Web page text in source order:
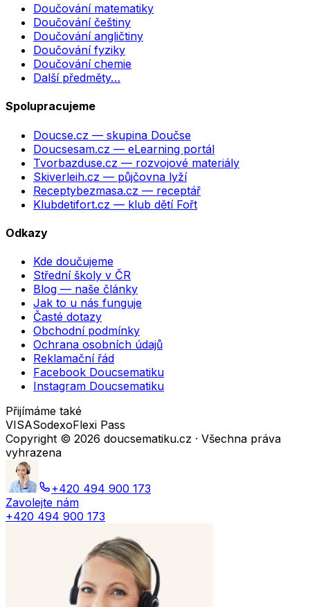
Doučování matematiky
Doučování češtiny
Doučování angličtiny
Doučování fyziky
Doučování chemie
Další předměty…
Spolupracujeme
Doucse.cz — skupina Doučse
Doucsesam.cz — eLearning portál
Tvorbazduse.cz — rozvojové materiály
Skiverleih.cz — půjčovna lyží
Receptybezmasa.cz — receptář
Klubdetifort.cz — klub dětí Fořt
Odkazy
Kde doučujeme
Střední školy v ČR
Blog — naše články
Jak to u nás funguje
Časté dotazy
Obchodní podmínky
Ochrana osobních údajů
Reklamační řád
Facebook Doucsematiku
Instagram Doucsematiku
Přijímáme také
VISASodexoFlexi Pass
Copyright © 2026 doucsematiku.cz · Všechna práva
vyhrazena
+420 494 900 173
Zavolejte nám
+420 494 900 173